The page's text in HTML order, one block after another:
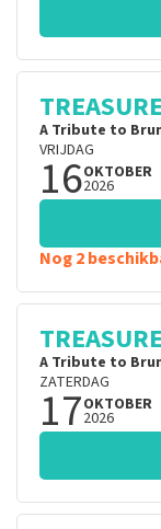
TREASURE
A Tribute to
VRIJDAG
16OKTOBER
2026
Nog 2
TREASURE
A Tribute to
ZATERDAG
17OKTOBER
2026